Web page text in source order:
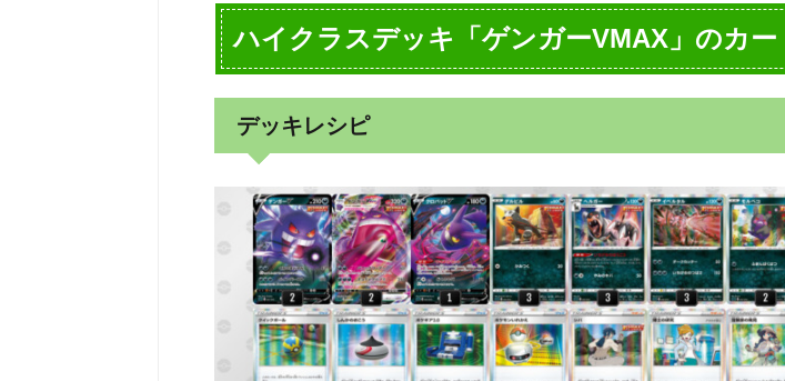
ハイクラスデッキ「ゲンガーVMAX」のカー
デッキレシピ